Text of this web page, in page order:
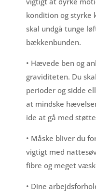
kondition og styrke
skal undgå tunge
bækkenbunden.
• Hævede ben og
graviditeten. Du
perioder og sidde
at mindske
ide at gå med
• Måske bliver du
vigtigt med
fibre og meget
• Dine